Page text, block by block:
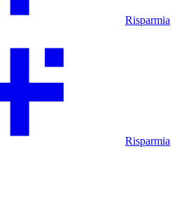
Risparmia
Risparmia